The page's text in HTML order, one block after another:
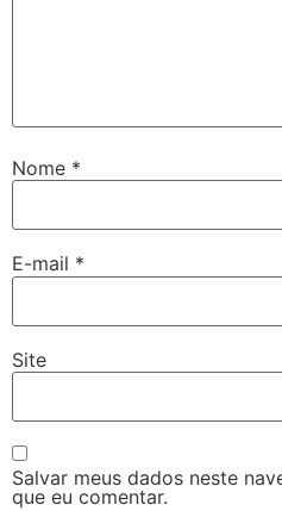
Nome *
E-mail *
Site
Salvar meus dados neste
que eu comentar.